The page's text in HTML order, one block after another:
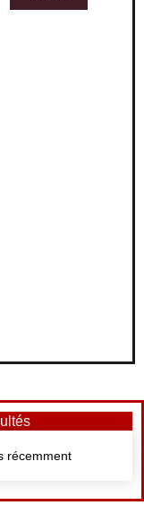
récemment